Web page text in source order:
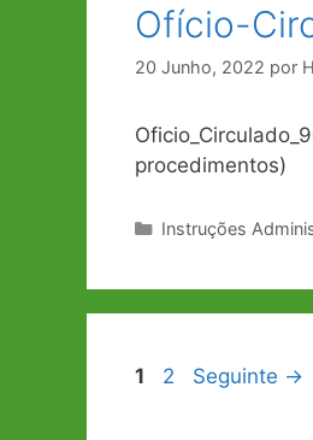
Ofício-
20 Junho, 2022 por
procedimentos)
Categorias
Instruções
Navegação
Página
1 Página
2 Seguinte →